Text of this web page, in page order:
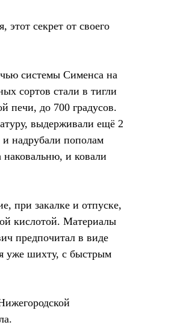
секрет от своего
системы Сименса на
сортов стали в тигли
печи, до 700 градусов.
выдерживали ещё 2
и надрубали пополам
и ковали
при закалке и отпуске,
кислотой. Материалы
предпочитал в виде
уже шихту, с быстрым